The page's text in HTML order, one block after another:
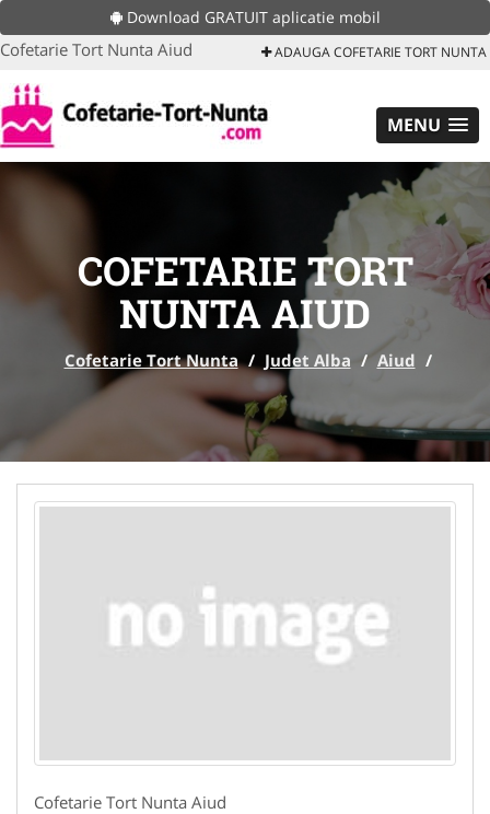
Download GRATUIT aplicatie mobil
Cofetarie Tort Nunta Aiud ADAUGA COFETARIE TORT NUNTA
MENU
COFETARIE TORT
NUNTA AIUD
Cofetarie Tort Nunta / Judet Alba / Aiud /
Cofetarie Tort Nunta Aiud